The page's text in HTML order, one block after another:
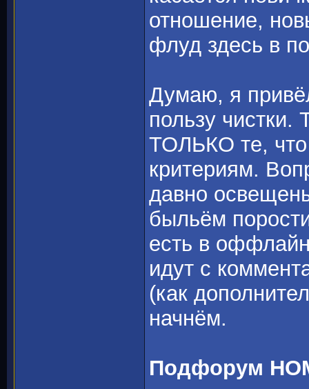
отношение,
флуд здесь в
Думаю, я
пользу чистки.
ТОЛЬКО те,
критериям.
давно
быльём
есть в
идут с
(как
начнём.
Подфорум